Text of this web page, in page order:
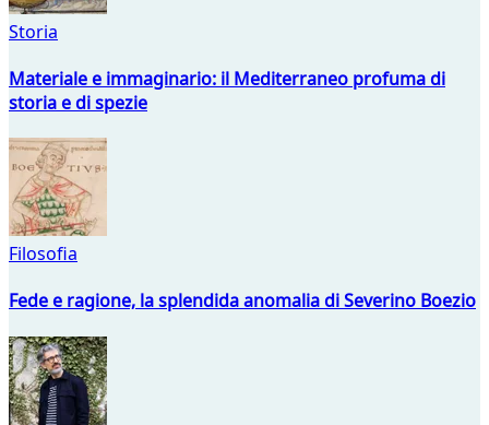
Storia
Materiale e immaginario: il Mediterraneo profuma di
storia e di spezie
Filosofia
Fede e ragione, la splendida anomalia di Severino Boezio